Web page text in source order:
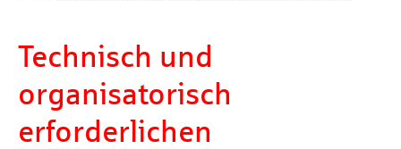
Technisch und
organisatorisch
erforderlichen